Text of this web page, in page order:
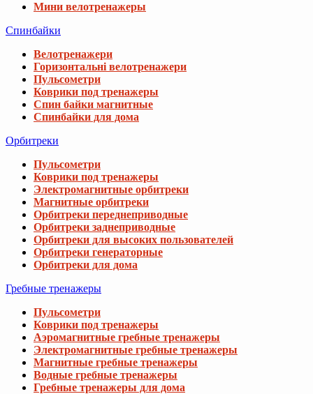
Мини велотренажеры
Спинбайки
Велотренажери
Горизонтальні велотренажери
Пульсометри
Коврики под тренажеры
Спин байки магнитные
Спинбайки для дома
Орбитреки
Пульсометри
Коврики под тренажеры
Электромагнитные орбитреки
Магнитные орбитреки
Орбитреки переднеприводные
Орбитреки заднеприводные
Орбитреки для высоких пользователей
Орбитреки генераторные
Орбитреки для дома
Гребные тренажеры
Пульсометри
Коврики под тренажеры
Аэромагнитные гребные тренажеры
Электромагнитные гребные тренажеры
Магнитные гребные тренажеры
Водные гребные тренажеры
Гребные тренажеры для дома